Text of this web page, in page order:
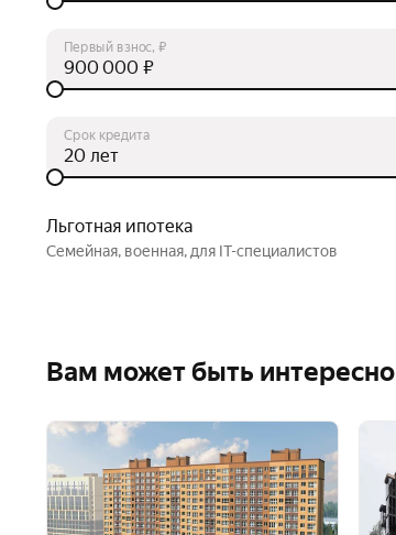
Первый взнос, ₽
₽
Срок кредита
лет
Льготная ипотека
Семейная, военная, для IT-специалистов
Вам может быть интересно